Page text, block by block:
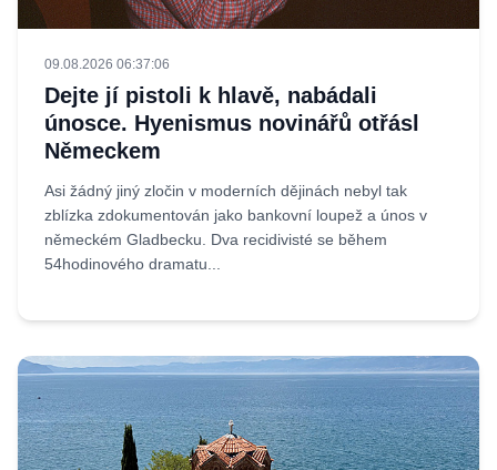
09.08.2026 06:37:06
Dejte jí pistoli k hlavě, nabádali
únosce. Hyenismus novinářů otřásl
Německem
Asi žádný jiný zločin v moderních dějinách nebyl tak
zblízka zdokumentován jako bankovní loupež a únos v
německém Gladbecku. Dva recidivisté se během
54hodinového dramatu...